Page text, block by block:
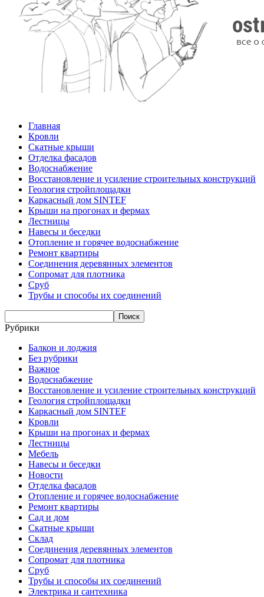
Главная
Кровли
Скатные крыши
Отделка фасадов
Водоснабжение
Восстановление и усиление строительных конструкций
Геология стройплощадки
Каркасный дом SINTEF
Крыши на прогонах и фермах
Лестницы
Навесы и беседки
Отопление и горячее водоснабжение
Ремонт квартиры
Соединения деревянных элементов
Сопромат для плотника
Сруб
Трубы и способы их соединений
Рубрики
Балкон и лоджия
Без рубрики
Важное
Водоснабжение
Восстановление и усиление строительных конструкций
Геология стройплощадки
Каркасный дом SINTEF
Кровли
Крыши на прогонах и фермах
Лестницы
Мебель
Навесы и беседки
Новости
Отделка фасадов
Отопление и горячее водоснабжение
Ремонт квартиры
Сад и дом
Скатные крыши
Склад
Соединения деревянных элементов
Сопромат для плотника
Сруб
Трубы и способы их соединений
Электрика и сантехника